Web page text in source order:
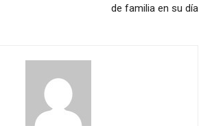
de familia en su día